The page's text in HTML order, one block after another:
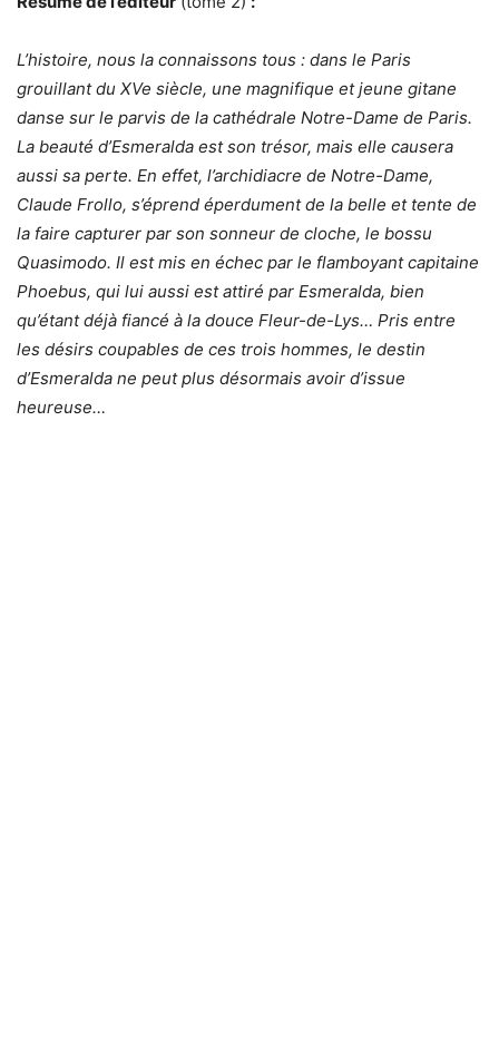
L’histoire, nous la connaissons tous : dans le Paris
grouillant du XVe siècle, une magnifique et jeune gitane
danse sur le parvis de la cathédrale Notre-Dame de Paris.
La beauté d’Esmeralda est son trésor, mais elle causera
aussi sa perte. En effet, l’archidiacre de Notre-Dame,
Claude Frollo, s’éprend éperdument de la belle et tente de
la faire capturer par son sonneur de cloche, le bossu
Quasimodo. Il est mis en échec par le flamboyant capitaine
Phoebus, qui lui aussi est attiré par Esmeralda, bien
qu’étant déjà fiancé à la douce Fleur-de-Lys… Pris entre
les désirs coupables de ces trois hommes, le destin
d’Esmeralda ne peut plus désormais avoir d’issue
heureuse…